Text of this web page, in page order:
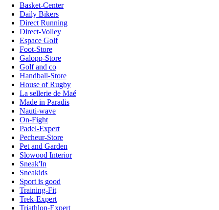
Basket-Center
Daily Bikers
Direct Running
Direct-Volley
Espace Golf
Foot-Store
Galopp-Store
Golf and co
Handball-Store
House of Rugby
La sellerie de Maé
Made in Paradis
Nauti-wave
On-Fight
Padel-Expert
Pecheur-Store
Pet and Garden
Slowood Interior
Sneak'In
Sneakids
Sport is good
Training-Fit
Trek-Expert
Triathlon-Expert